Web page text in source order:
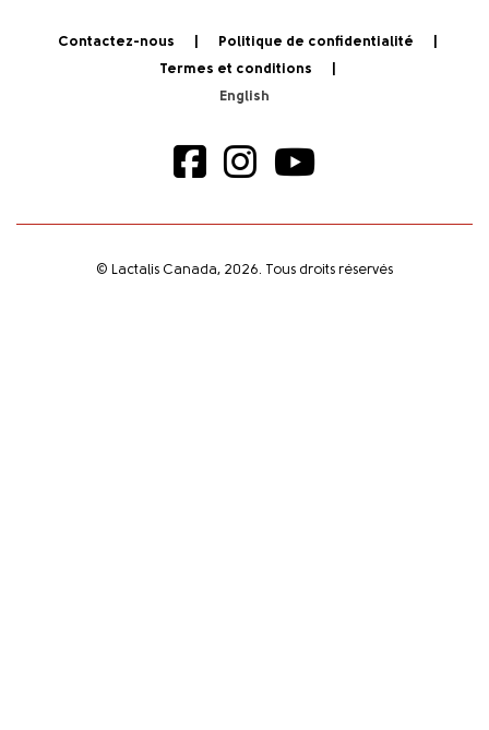
Contactez-nous
Politique de confidentialité
Termes et conditions
© Lactalis Canada, 2026. Tous droits réservés